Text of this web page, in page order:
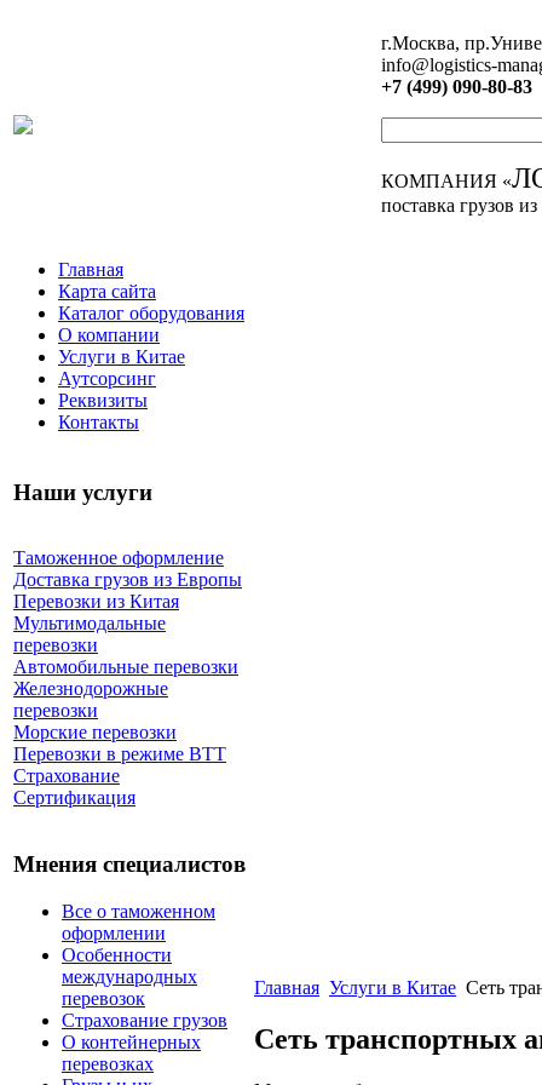
г.Москва,
info@logistics-
+7 (499) 090-80-83
КОМПАНИЯ «
поставка грузов
Главная
Карта сайта
Каталог оборудования
О компании
Услуги в Китае
Аутсорсинг
Реквизиты
Контакты
Наши услуги
Таможенное оформление
Доставка грузов из Европы
Перевозки из Китая
Мультимодальные
перевозки
Автомобильные перевозки
Железнодорожные
перевозки
Морские перевозки
Перевозки в режиме ВТТ
Страхование
Сертификация
Мнения специалистов
Все о таможенном
оформлении
Особенности
международных
перевозок
Страхование грузов
О контейнерных
перевозках
Главная Услуги в Китае Сеть
Сеть транспортных